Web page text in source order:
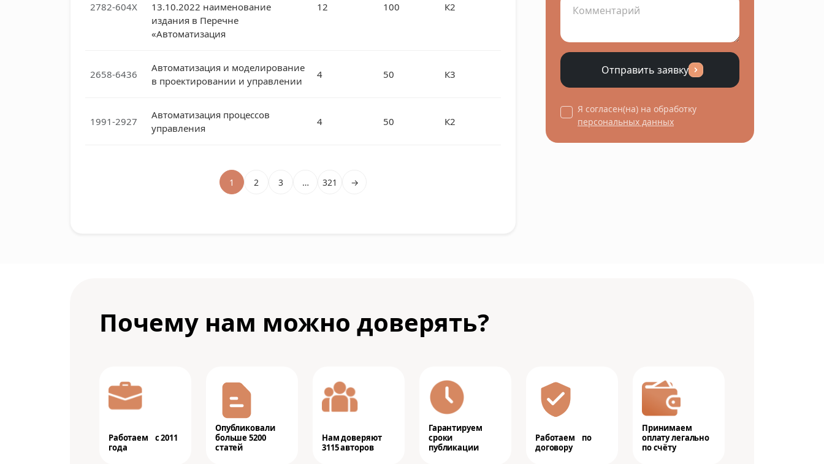
2782-604X
13.10.2022 наименование
издания в Перечне
«Автоматизация
12 100 К2
2658-6436
Автоматизация и моделирование
в проектировании и управлении
4 50 К3
1991-2927
Автоматизация процессов
управления
4 50 К2
1 2 3 … 321 →
Отправить заявку
Я согласен(на) на обработку
персональных данных
Почему нам можно доверять?
Работаем с 2011
года
Опубликовали
больше 5200
статей
Нам доверяют
3115 авторов
Гарантируем
сроки
публикации
Работаем по
договору
Принимаем
оплату легально
по счёту